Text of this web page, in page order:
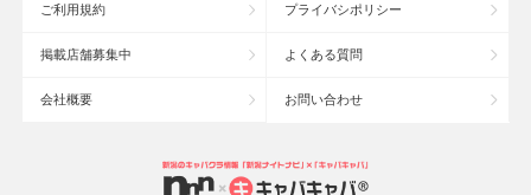
沖縄県
大宮のキャバクラ 六本木のキャバクラ
ご利用規約 プライバシポリシー
掲載店舗募集中 よくある質問
会社概要 お問い合わせ